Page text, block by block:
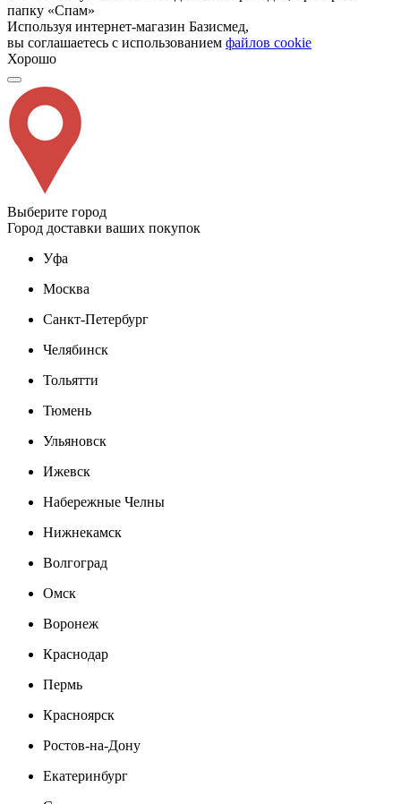
папку «Спам»
Используя интернет-магазин Базисмед,
вы соглашаетесь с использованием файлов cookie
Хорошо
Выберите город
Город доставки ваших покупок
Уфа
Москва
Санкт-Петербург
Челябинск
Тольятти
Тюмень
Ульяновск
Ижевск
Набережные Челны
Нижнекамск
Волгоград
Омск
Воронеж
Краснодар
Пермь
Красноярск
Ростов-на-Дону
Екатеринбург